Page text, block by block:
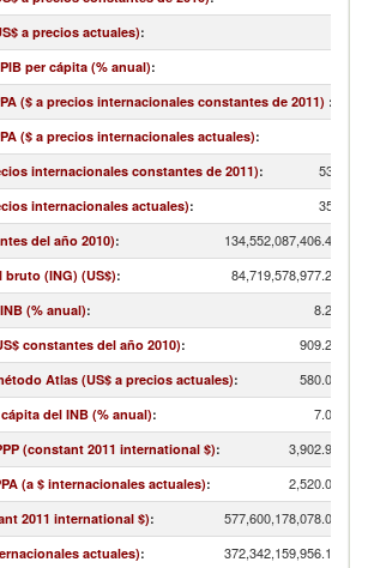
a precios actuales):
per cápita (% anual):
($ a precios internacionales constantes de 2011) :
($ a precios internacionales actuales):
internacionales constantes de 2011):
internacionales actuales):
del año 2010): 134,552,087,406.40
(ING) (US$): 84,719,578,977.25
(% anual): 8.24
constantes del año 2010): 909.20
Atlas (US$ a precios actuales): 580.00
del INB (% anual): 7.08
(constant 2011 international $): 3,902.99
(a $ internacionales actuales): 2,520.00
2011 international $): 577,600,178,078.01
actuales): 372,342,159,956.10